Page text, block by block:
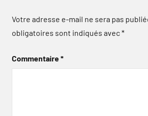
Votre adresse e-mail ne sera pas
obligatoires sont indiqués avec*
Commentaire*